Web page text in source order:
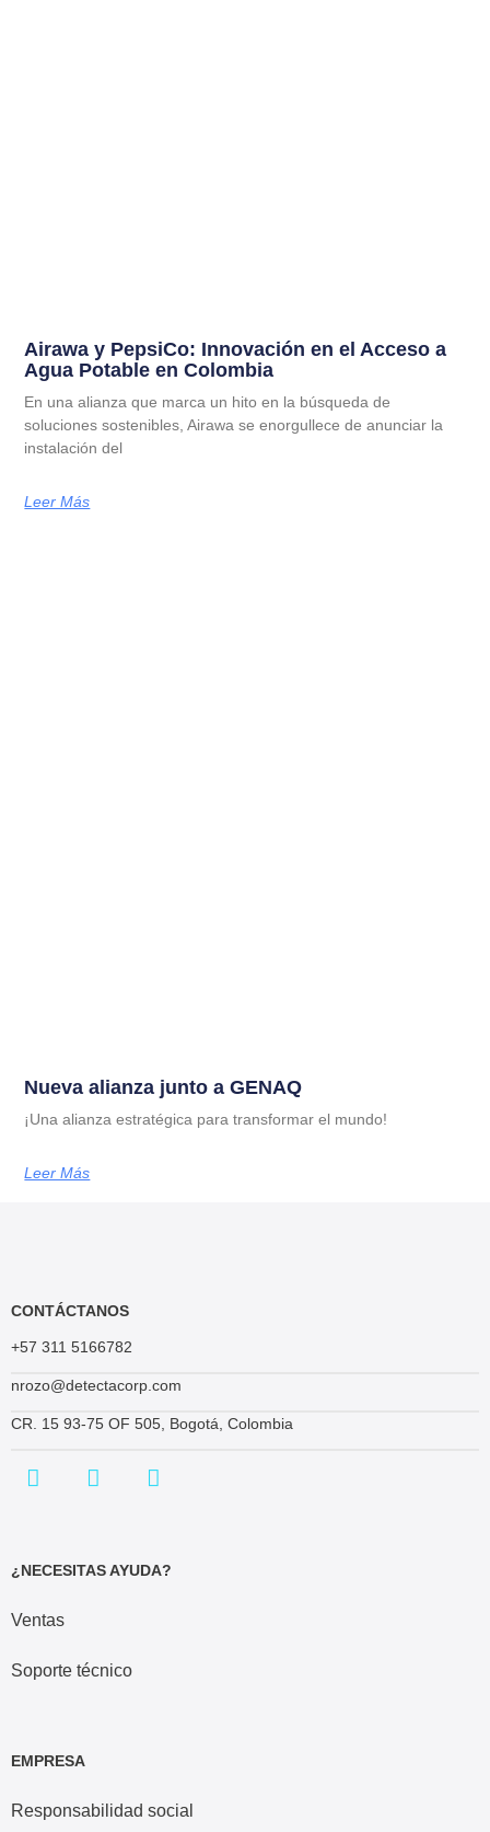
Airawa y PepsiCo: Innovación en el Acceso a
Agua Potable en Colombia
En una alianza que marca un hito en la búsqueda de
soluciones sostenibles, Airawa se enorgullece de anunciar la
instalación del
Leer Más
Nueva alianza junto a GENAQ
¡Una alianza estratégica para transformar el mundo!
Leer Más
CONTÁCTANOS
+57 311 5166782
nrozo@detectacorp.com
CR. 15 93-75 OF 505, Bogotá, Colombia
¿NECESITAS AYUDA?
Ventas
Soporte técnico
EMPRESA
Responsabilidad social